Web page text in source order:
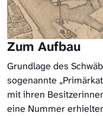
Zum Aufbau
Grundlage des
sogenannte
mit ihren
eine Nummer